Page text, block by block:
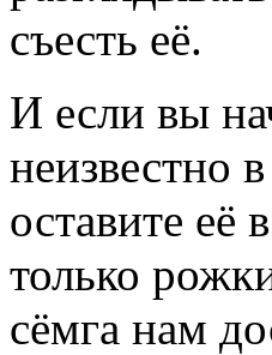
съесть её.
И если вы
неизвестно
оставите её
только
сёмга нам